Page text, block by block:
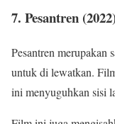
7. Pesantren
Pesantren merupakan
untuk di lewatkan.
ini menyuguhkan sisi